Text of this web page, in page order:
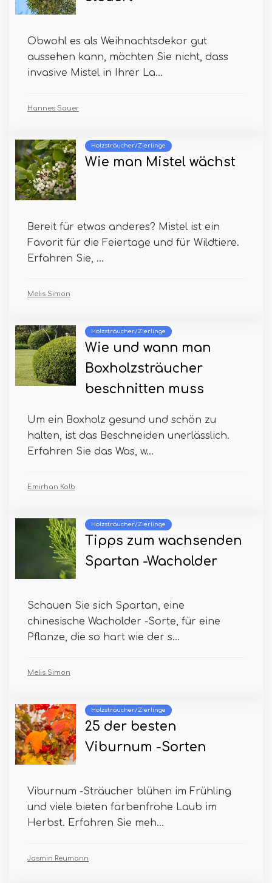
Obwohl es als Weihnachtsdekor gut
aussehen kann, möchten Sie nicht, dass
invasive Mistel in Ihrer La...
Hannes Sauer
Holzsträucher/Zierlinge
Wie man Mistel wächst
Bereit für etwas anderes? Mistel ist ein
Favorit für die Feiertage und für Wildtiere.
Erfahren Sie, ...
Melis Simon
Holzsträucher/Zierlinge
Wie und wann man
Boxholzsträucher
beschnitten muss
Um ein Boxholz gesund und schön zu
halten, ist das Beschneiden unerlässlich.
Erfahren Sie das Was, w...
Emirhan Kolb
Holzsträucher/Zierlinge
Tipps zum wachsenden
Spartan -Wacholder
Schauen Sie sich Spartan, eine
chinesische Wacholder -Sorte, für eine
Pflanze, die so hart wie der s...
Melis Simon
Holzsträucher/Zierlinge
25 der besten
Viburnum -Sorten
Viburnum -Sträucher blühen im Frühling
und viele bieten farbenfrohe Laub im
Herbst. Erfahren Sie meh...
Jasmin Reumann